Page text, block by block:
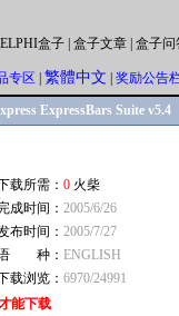
盒子 盒子文章 盒子问
专区 繁體中文 奖励公告
ExpressBars Suite v5.4
载所需： 0 火柴
成时间： 2005/6/26
布时间： 2005/7/27
种： ENGLISH
载浏览： 6970/24991
能下载